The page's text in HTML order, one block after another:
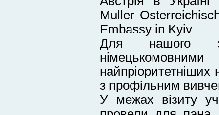
Muller
Embassy in Kyiv
Для нашого
з профільним
У межах візиту